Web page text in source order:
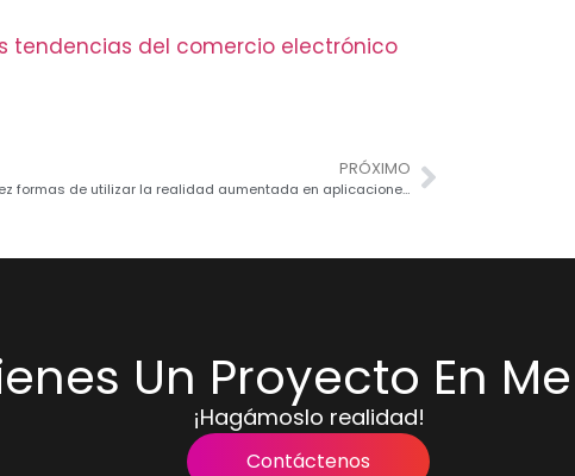
tendencias del comercio electrónico
PRÓXIMO
Diez formas de utilizar la realidad aumentada en aplicaciones móviles
Un Proyecto En
¡Hagámoslo realidad!
Contáctenos